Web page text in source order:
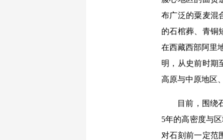
布广泛的粟麦混
的石棺葬、青铜
在西藏西部阿里
明，从史前时期
高原与中原地区
目前，围绕石
5年的高密度与
对石刻前一定范